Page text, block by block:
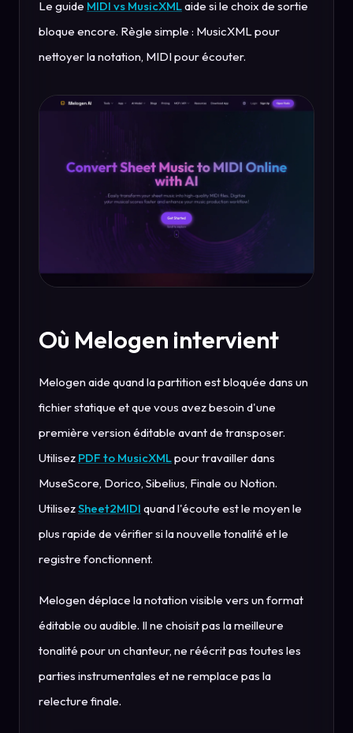
Le guide MIDI vs MusicXMLaide si le choix de sortie
bloque encore. Règle simple : MusicXML pour
nettoyer la notation, MIDI pour écouter.
Où Melogen intervient
Melogen aide quand la partition est bloquée dans un
fichier statique et que vous avez besoin d'une
première version éditable avant de transposer.
Utilisez PDF to MusicXMLpour travailler dans
MuseScore, Dorico, Sibelius, Finale ou Notion.
UtilisezSheet2MIDI quand l'écoute est le moyen le
plus rapide de vérifier si la nouvelle tonalité et le
registre fonctionnent.
Melogen déplace la notation visible vers un format
éditable ou audible. Il ne choisit pas la meilleure
tonalité pour un chanteur, ne réécrit pas toutes les
parties instrumentales et ne remplace pas la
relecture finale.